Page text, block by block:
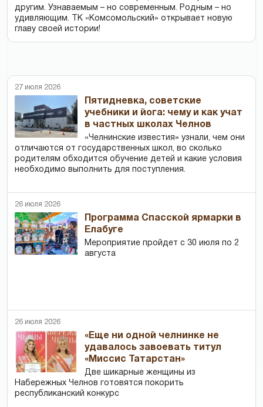
другим. Узнаваемым – но современным. Родным – но
удивляющим. ТК «Комсомольский» открывает новую
главу своей истории!
27 июля 2026
Пятидневка, советские
учебники и йога: чему и как учат
в частных школах Челнов
«Челнинские известия» узнали, чем они
отличаются от государственных школ, во сколько
родителям обходится обучение детей и какие условия
необходимо выполнить для поступления.
26 июля 2026
Программа Спасской ярмарки в
Елабуге
Мероприятие пройдет с 30 июля по 2
августа
26 июля 2026
«Еще ни одной челнинке не
удавалось завоевать титул
«Миссис Татарстан»
Две шикарные женщины из
Набережных Челнов готовятся покорить
республиканский конкурс